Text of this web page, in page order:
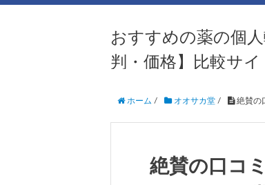
おすすめの薬の個
判・価格】比較サイ
ホーム / オオサカ堂 / 絶賛の
絶賛の口コ